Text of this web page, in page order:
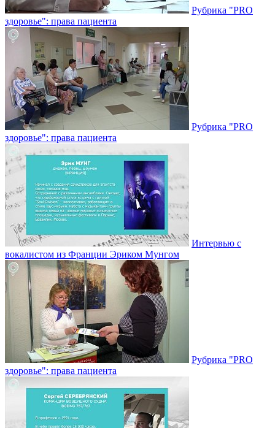
Рубрика "PRO
здоровье": права пациента
Рубрика "PRO
здоровье": права пациента
Интервью с
вокалистом из Франции Эриком Мунгом
Рубрика "PRO
здоровье": права пациента